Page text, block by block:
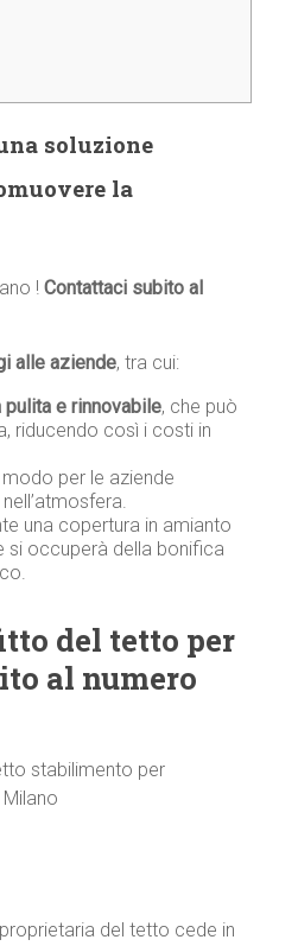
soluzione
la
! Contattaci subito al
alle aziende, tra cui:
pulita e rinnovabile, che può
riducendo così i costi in
per le aziende
una copertura in amianto
si occuperà della bonifica
del tetto per
al numero
proprietaria del tetto cede in